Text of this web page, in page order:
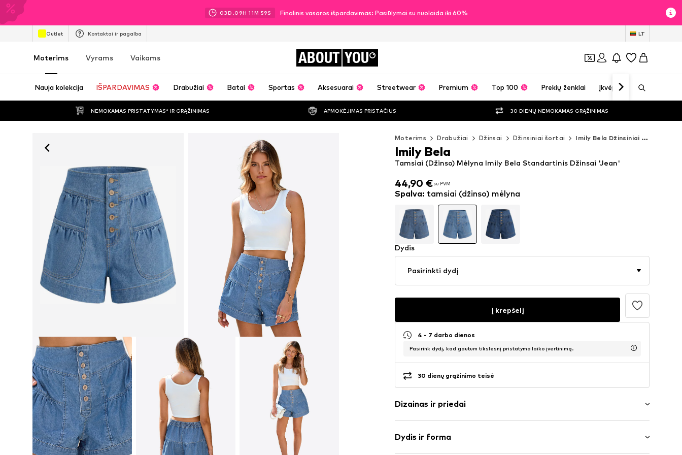
03D.09H 11M 57S Finalinis vasaros išpardavimas: Pasiūlymai su nuolaida iki 60%
Outlet Kontaktai ir pagalba LT
Moterims Vyrams Vaikams ABOUT YOU
Nauja kolekcija IŠPARDAVIMAS Drabužiai Batai Sportas Aksesuarai Streetwear Premium Top 100 Prekių ženklai Įkvėpimas
NEMOKAMAS PRISTATYMAS* IR GRĄŽINIMAS APMOKĖJIMAS PRISTAČIUS 30 DIENŲ NEMOKAMAS GRĄŽINIMAS
Moterims Drabužiai Džinsai Džinsiniai šortai Imily Bela Džinsiniai šortai
44,90 €su PVM
44,90 €su PVM
Tamsiai (Džinso) Mėlyna Imily Bela Standartinis Džinsai 'Jean'
Imily Bela
Spalva: tamsiai (džinso) mėlyna
Dydis
Pasirinkti dydį
Į krepšelį
4 - 7 darbo dienos
Pasirink dydį, kad gautum tikslesnį pristatymo laiko įvertinimą.
30 dienų grąžinimo teisė
Dizainas ir priedai
džinsai
Mėlynas džinsas / blukintas
Dydis ir forma